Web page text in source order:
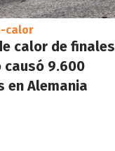
calor
calor de finales
causó 9.600
en Alemania